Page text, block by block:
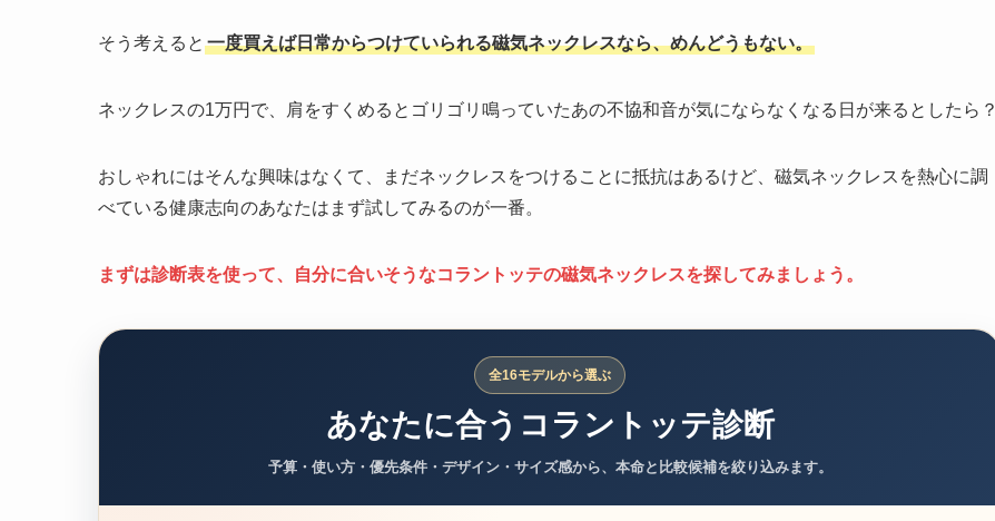
そう考えると 一度買えば日常からつけていられる磁気ネックレスなら、めんどうもない。
ネックレスの1万円で、肩をすくめるとゴリゴリ鳴っていたあの不協和音が気にならなくなる日が来るとしたら？
おしゃれにはそんな興味はなくて、まだネックレスをつけることに抵抗はあるけど、磁気ネックレスを熱心に調
べている健康志向のあなたはまず試してみるのが一番。
まずは診断表を使って、自分に合いそうなコラントッテの磁気ネックレスを探してみましょう。
全16モデルから選ぶ
あなたに合うコラントッテ診断
予算・使い方・優先条件・デザイン・サイズ感から、本命と比較候補を絞り込みます。